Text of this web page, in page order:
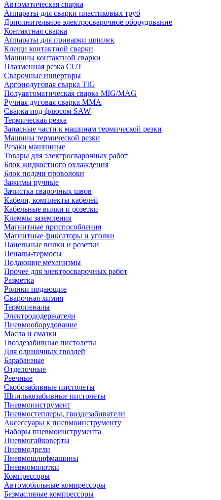
Автоматическая сварка
Аппараты для сварки пластиковых труб
Дополнительное электросварочное оборудование
Контактная сварка
Аппараты для приварки шпилек
Клещи контактной сварки
Машины контактной сварки
Плазменная резка CUT
Сварочные инверторы
Аргонодуговая сварка TIG
Полуавтоматическая сварка MIG/MAG
Ручная дуговая сварка MMA
Сварка под флюсом SAW
Термическая резка
Запасные части к машинам термической резки
Машины термической резки
Резаки машинные
Товары для электросварочных работ
Блок жидкостного охлаждения
Блок подачи проволоки
Зажимы ручные
Зачистка сварочных швов
Кабели, комплекты кабелей
Кабельные вилки и розетки
Клеммы заземления
Магнитные приспособления
Магнитные фиксаторы и уголки
Панельные вилки и розетки
Пеналы-термосы
Подающие механизмы
Прочее для электросварочных работ
Разметка
Ролики подающие
Сварочная химия
Термопеналы
Электрододержатели
Пневмооборудование
Масла и смазки
Гвоздезабивные пистолеты
Для одиночных гвоздей
Барабанные
Отделочные
Реечные
Скобозабивные пистолеты
Шпилькозабивные пистолеты
Пневмоинструмент
Пневмостеплеры, гвоздезабиватели
Аксессуары к пневмоинструменту
Наборы пневмоинструмента
Пневмогайковерты
Пневмодрели
Пневмошлифмашины
Пневмомолотки
Компрессоры
Автомобильные компрессоры
Безмасляные компрессоры